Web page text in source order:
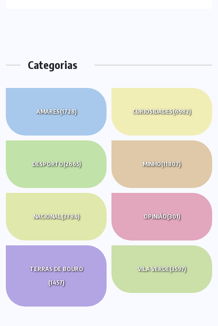
Categorias
AMARES(1728) CURIOSIDADES(6982)
DESPORTO(2665) MINHO(11807)
NACIONAL(3784) OPINIÃO(301)
TERRAS DE BOURO
(1457)
VILA VERDE(3597)